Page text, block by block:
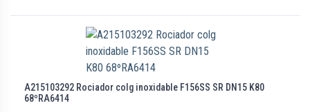
A215103292 Rociador colg inoxidable F156SS SR DN15 K80
68ºRA6414